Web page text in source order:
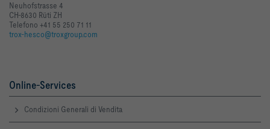
Neuhofstrasse 4
CH-8630 Rüti ZH
Telefono +41 55 250 71 11
trox-hesco@troxgroup.com
Online-Services
Condizioni Generali di Vendita